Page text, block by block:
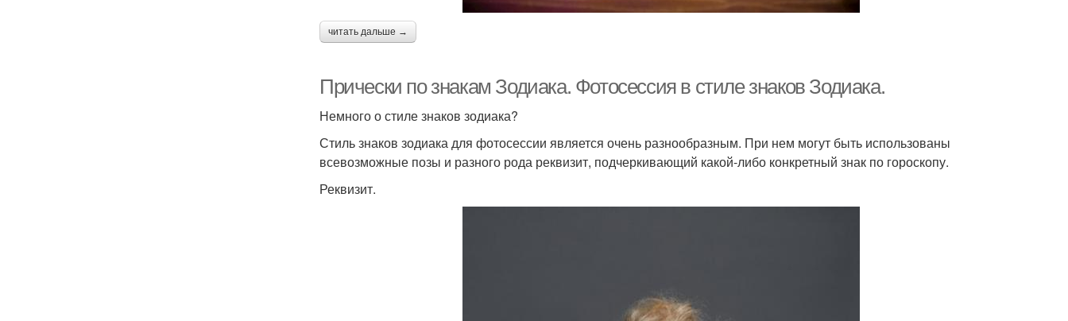
читать дальше →
Прически по знакам Зодиака. Фотосессия в стиле знаков Зодиака.
Немного о стиле знаков зодиака?
Стиль знаков зодиака для фотосессии является очень разнообразным. При нем могут быть использованы
всевозможные позы и разного рода реквизит, подчеркивающий какой-либо конкретный знак по гороскопу.
Реквизит.